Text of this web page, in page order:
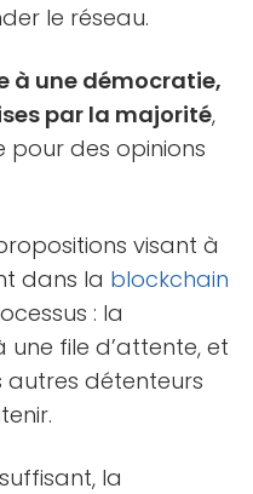
le réseau.
à une démocratie,
par la majorité,
pour des opinions
visant à
dans la blockchain
: la
file d’attente, et
autres détenteurs
la